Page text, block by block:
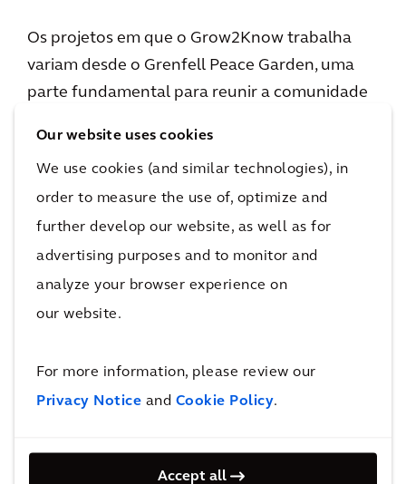
Our website uses cookies
We use cookies (and similar technologies), in
order to measure the use of, optimize and
further develop our website, as well as for
advertising purposes and to monitor and
analyze your browser experience on
our website.
For more information, please review our
Privacy Notice and Cookie Policy.
Accept all
Os projetos em que o Grow2Know trabalha
variam desde o Grenfell Peace Garden, uma
parte fundamental para reunir a comunidade
com a instituição de caridade Steel Warriors,
que incentiva os jovens a se afastarem de
gangues, criando espaços ao ar livre, como
academias construídas a partir de metal de
facas e lâminas recicladas.
fornecendo aconselhamento e serviços pro
Valor Social, para ajudar a instituição de